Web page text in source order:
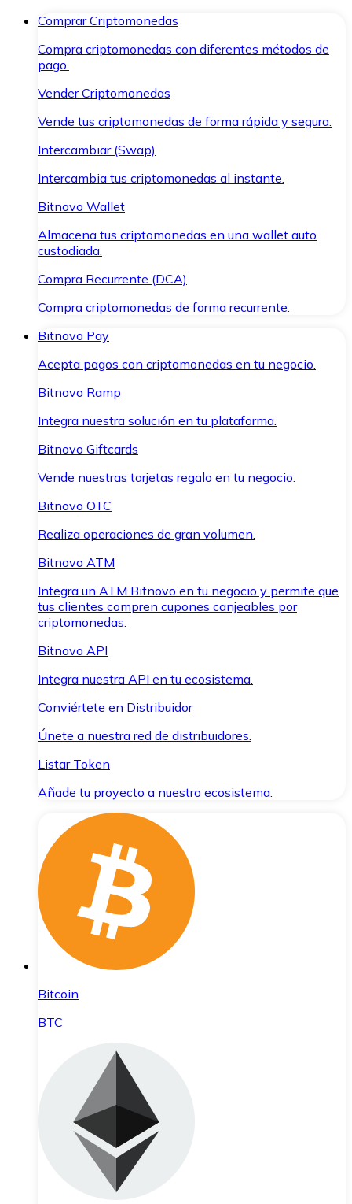
Comprar Criptomonedas
Compra criptomonedas con diferentes métodos de
pago.
Vender Criptomonedas
Vende tus criptomonedas de forma rápida y segura.
Intercambiar (Swap)
Intercambia tus criptomonedas al instante.
Bitnovo Wallet
Almacena tus criptomonedas en una wallet auto
custodiada.
Compra Recurrente (DCA)
Compra criptomonedas de forma recurrente.
Bitnovo Pay
Acepta pagos con criptomonedas en tu negocio.
Bitnovo Ramp
Integra nuestra solución en tu plataforma.
Bitnovo Giftcards
Vende nuestras tarjetas regalo en tu negocio.
Bitnovo OTC
Realiza operaciones de gran volumen.
Bitnovo ATM
Integra un ATM Bitnovo en tu negocio y permite que
tus clientes compren cupones canjeables por
criptomonedas.
Bitnovo API
Integra nuestra API en tu ecosistema.
Conviértete en Distribuidor
Únete a nuestra red de distribuidores.
Listar Token
Añade tu proyecto a nuestro ecosistema.
Bitcoin
BTC